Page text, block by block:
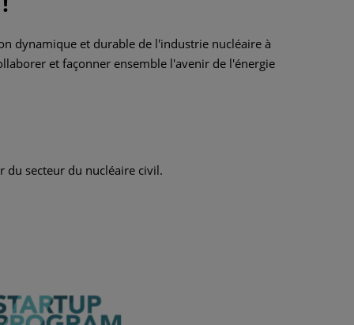
dynamique et durable de l'industrie nucléaire à
et façonner ensemble l'avenir de l'énergie
du secteur du nucléaire civil.